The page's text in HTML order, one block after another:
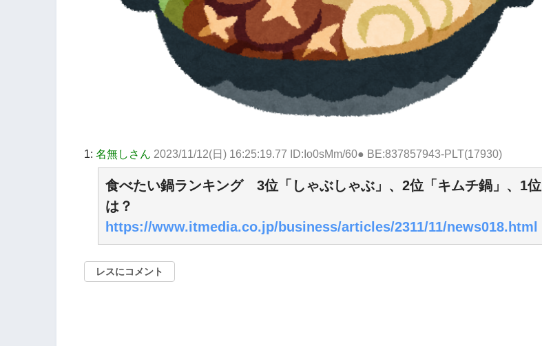
1: 名無しさん 2023/11/12(日) 16:25:19.77 ID:Io0sMm/60● BE:837857943-PLT(17930)
食べたい鍋ランキング 3位「しゃぶしゃぶ」、2位「キムチ鍋」、1位
は？
https://www.itmedia.co.jp/business/articles/2311/11/news018.html
レスにコメント